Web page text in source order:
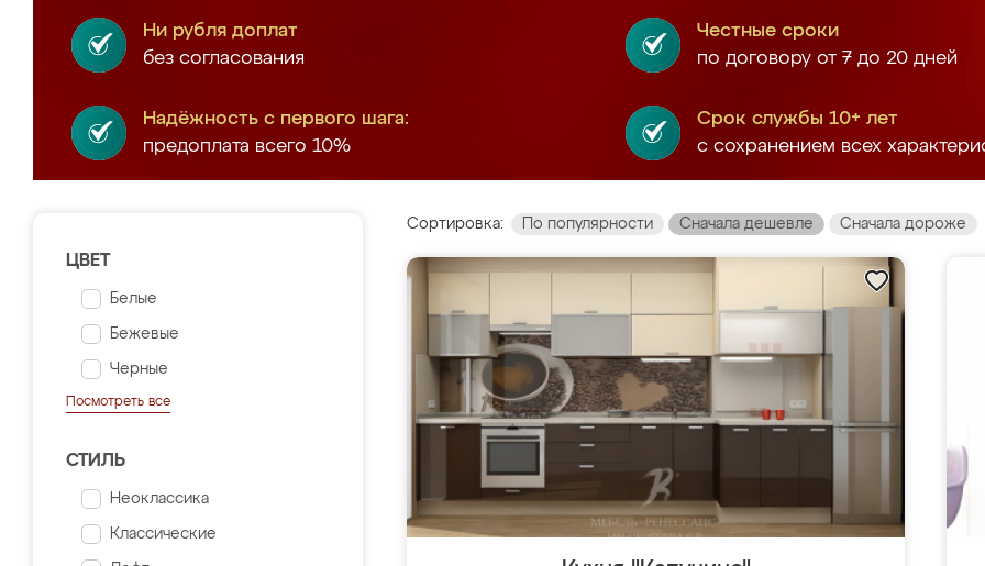
Ни рубля доплат
без согласования
Честные сроки
по договору от 7 до 20 дней
Надёжность с первого шага:
предоплата всего 10%
Срок службы 10+ лет
с сохранением всех
ЦВЕТ
Белые
Бежевые
Черные
Посмотреть все
СТИЛЬ
Неоклассика
Классические
Сортировка: По популярности Сначала дешевле Сначала дороже